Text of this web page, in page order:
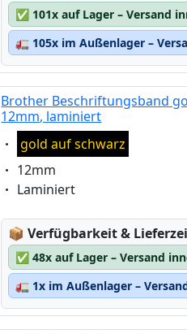
✅ 101x auf Lager – Versand
🚛 105x im Außenlager –
Brother Beschriftungsband
12mm, laminiert
Eigenschaft:
gold auf schwarz
Eigenschaft:
12mm
Eigenschaft:
Laminiert
📦Lagerstatus:
Verfügbarkeit &
✅ 48x auf Lager – Versand
🚛 1x im Außenlager –